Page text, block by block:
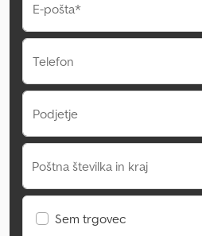
E-pošta*
Telefon
Podjetje
Poštna številka in kraj
Sem trgovec